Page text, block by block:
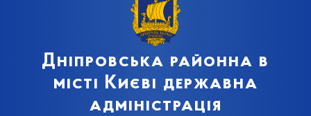
Дніпровська районна в
місті Києві державна
адміністрація